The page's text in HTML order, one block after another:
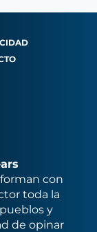
con
toda la
y
de opinar